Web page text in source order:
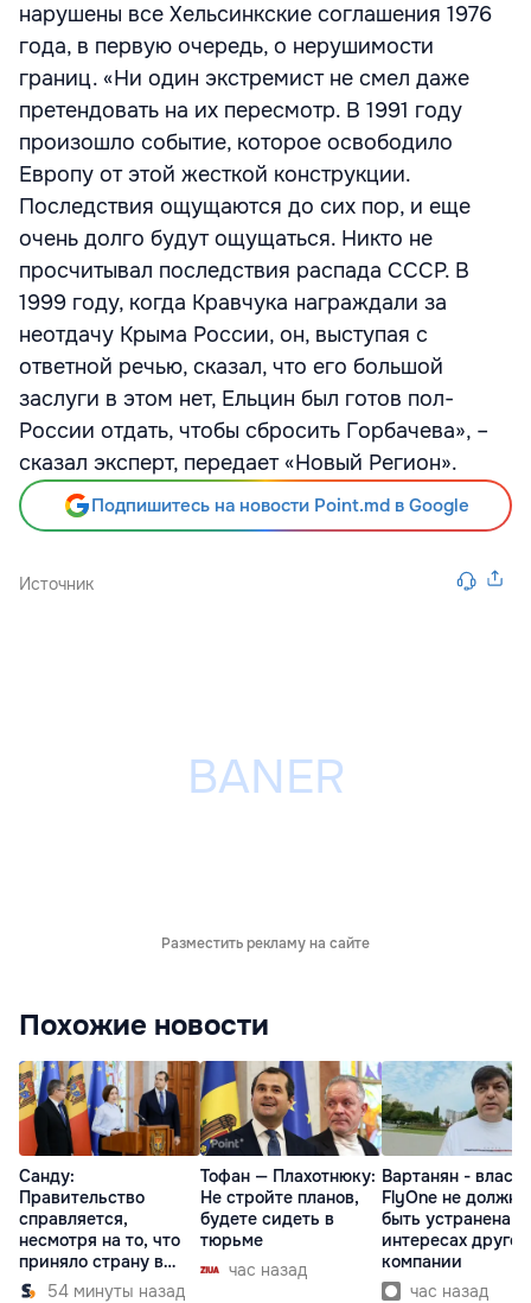
нарушены все Хельсинкские соглашения 1976
года, в первую очередь, о нерушимости
границ. «Ни один экстремист не смел даже
претендовать на их пересмотр. В 1991 году
произошло событие, которое освободило
Европу от этой жесткой конструкции.
Последствия ощущаются до сих пор, и еще
очень долго будут ощущаться. Никто не
просчитывал последствия распада СССР. В
1999 году, когда Кравчука награждали за
неотдачу Крыма России, он, выступая с
ответной речью, сказал, что его большой
заслуги в этом нет, Ельцин был готов пол-
России отдать, чтобы сбросить Горбачева», –
сказал эксперт, передает «Новый Регион».
Подпишитесь на новости Point.md в Google
Источник
Разместить рекламу на сайте
Похожие новости
Санду:
Правительство
справляется,
несмотря на то, что
приняло страну в
разгар кризиса
54 минуты назад
Тофан — Плахотнюку:
Не стройте планов,
будете сидеть в
тюрьме
час назад
Вартанян -
FlyOne не должна
быть устранена в
интересах другой
компании
час назад